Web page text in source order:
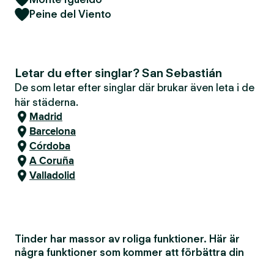
Peine del Viento
Letar du efter singlar? San Sebastián
De som letar efter singlar där brukar även leta i de
här städerna.
Madrid
Barcelona
Córdoba
A Coruña
Valladolid
Tinder har massor av roliga funktioner. Här är
några funktioner som kommer att förbättra din